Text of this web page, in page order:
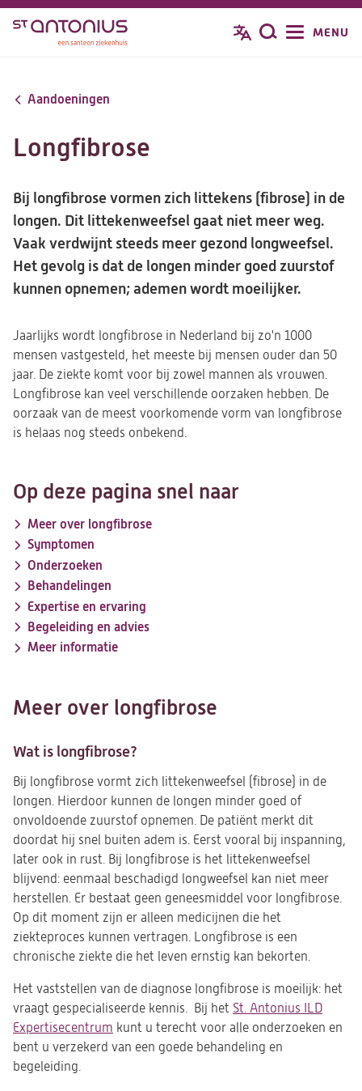
Overslaan
inhoud
Zoeken
MENU
Aandoeningen
Longfibrose
Bij longfibrose vormen zich littekens (fibrose) in de
longen. Dit littekenweefsel gaat niet meer weg.
Vaak verdwijnt steeds meer gezond longweefsel.
Het gevolg is dat de longen minder goed zuurstof
kunnen opnemen; ademen wordt moeilijker.
Jaarlijks wordt longfibrose in Nederland bij zo'n 1000
mensen vastgesteld, het meeste bij mensen ouder dan 50
jaar. De ziekte komt voor bij zowel mannen als vrouwen.
Longfibrose kan veel verschillende oorzaken hebben. De
oorzaak van de meest voorkomende vorm van longfibrose
is helaas nog steeds onbekend.
Op deze pagina snel naar
Meer over longfibrose
Symptomen
Onderzoeken
Behandelingen
Expertise en ervaring
Begeleiding en advies
Meer informatie
Meer over longfibrose
Wat is longfibrose?
Bij longfibrose vormt zich littekenweefsel (fibrose) in de
longen. Hierdoor kunnen de longen minder goed of
onvoldoende zuurstof opnemen. De patiënt merkt dit
doordat hij snel buiten adem is. Eerst vooral bij inspanning,
later ook in rust. Bij longfibrose is het littekenweefsel
blijvend: eenmaal beschadigd longweefsel kan niet meer
herstellen. Er bestaat geen geneesmiddel voor longfibrose.
Op dit moment zijn er alleen medicijnen die het
ziekteproces kunnen vertragen. Longfibrose is een
chronische ziekte die het leven ernstig kan bekorten.
Het vaststellen van de diagnose longfibrose is moeilijk: het
vraagt gespecialiseerde kennis. Bij het St. Antonius ILD
Expertisecentrum kunt u terecht voor alle onderzoeken en
bent u verzekerd van een goede behandeling en
begeleiding.